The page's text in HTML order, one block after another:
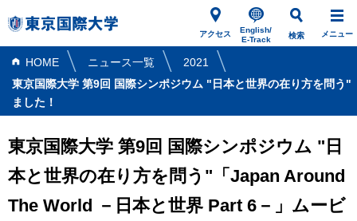
アクセス
English/
E-Track
検索 メニュー
HOME ニュース一覧
2021
東京国際大学 第9回 国際シンポジウム "日本と世界の在り方を問
ました！
東京国際大学 第9回 国際シンポジウム "日
本と世界の在り方を問う"「Japan Around
The World －日本と世界 Part 6－」ムービ